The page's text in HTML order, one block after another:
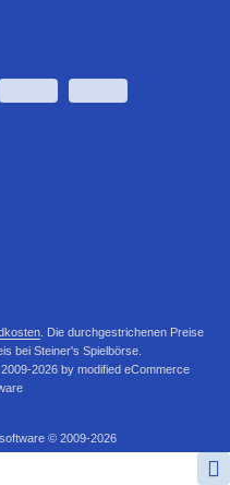
. Die durchgestrichenen Preise
bei Steiner's Spielbörse.
2026 by modified eCommerce
© 2009-2026